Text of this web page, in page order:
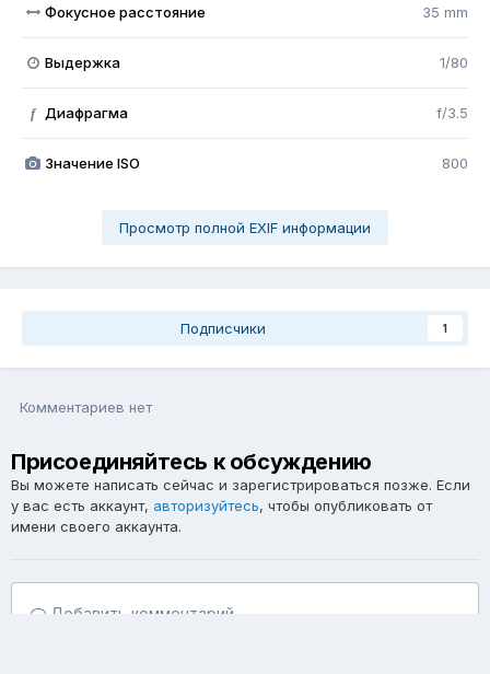
Фокусное расстояние 35 mm
Выдержка 1/80
f Диафрагма f/3.5
Значение ISO 800
Просмотр полной EXIF информации
Подписчики 1
Комментариев нет
Присоединяйтесь к обсуждению
Вы можете написать сейчас и зарегистрироваться позже. Если
у вас есть аккаунт, авторизуйтесь, чтобы опубликовать от
имени своего аккаунта.
Добавить комментарий...